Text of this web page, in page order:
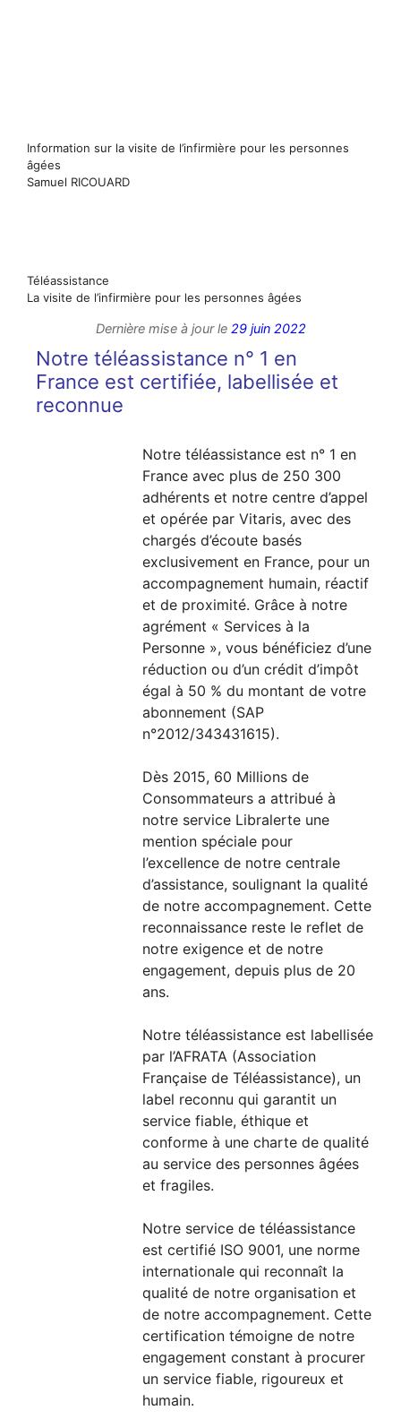
Information sur la visite de l’infirmière pour les personnes
âgées
Samuel RICOUARD
Téléassistance
La visite de l’infirmière pour les personnes âgées
Dernière mise à jour le 29 juin 2022
Notre téléassistance n° 1 en
France est certifiée, labellisée et
reconnue
Notre téléassistance est n° 1 en
France avec plus de 250 300
adhérents et notre centre d’appel
et opérée par Vitaris, avec des
chargés d’écoute basés
exclusivement en France, pour un
accompagnement humain, réactif
et de proximité. Grâce à notre
agrément « Services à la
Personne », vous bénéficiez d’une
réduction ou d’un crédit d’impôt
égal à 50 % du montant de votre
abonnement (SAP
n°2012/343431615).
Dès 2015, 60 Millions de
Consommateurs a attribué à
notre service Libralerte une
mention spéciale pour
l’excellence de notre centrale
d’assistance, soulignant la qualité
de notre accompagnement. Cette
reconnaissance reste le reflet de
notre exigence et de notre
engagement, depuis plus de 20
ans.
Notre téléassistance est labellisée
par l’AFRATA (Association
Française de Téléassistance), un
label reconnu qui garantit un
service fiable, éthique et
conforme à une charte de qualité
au service des personnes âgées
et fragiles.
Notre service de téléassistance
est certifié ISO 9001, une norme
internationale qui reconnaît la
qualité de notre organisation et
de notre accompagnement. Cette
certification témoigne de notre
engagement constant à procurer
un service fiable, rigoureux et
humain.